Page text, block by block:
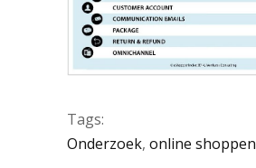
Tags:
Onderzoek, online shoppen